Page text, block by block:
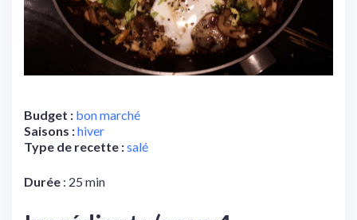
Budget : bon marché
Saisons :hiver
Type de recette :salé
Durée : 25 min